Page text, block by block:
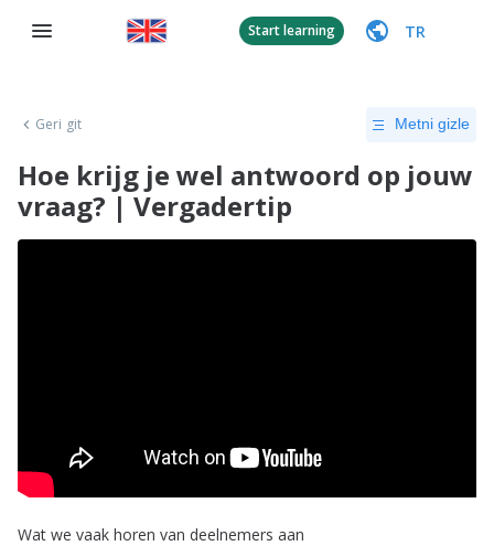
Start learning TR
Geri git Metni gizle
Hoe krijg je wel antwoord op jouw
vraag? | Vergadertip
Wat we vaak horen van deelnemers aan